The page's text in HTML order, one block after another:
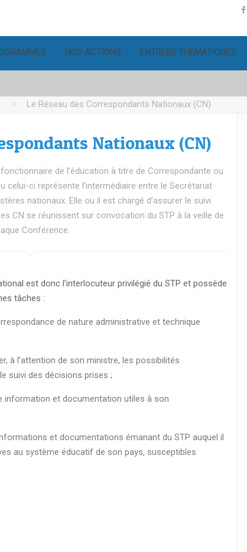
NOS ACTIONS ENTRÉES THÉMATIQUES
Le Réseau des Correspondants Nationaux (CN)
Nationaux (CN)
de l’éducation à titre de Correspondante ou
celui-ci représente l’intermédiaire entre le Secrétariat
nationaux. Elle ou il est chargé d’assurer le suivi
CN se réunissent sur convocation du STP à la veille de
Conférence.
est donc l’interlocuteur privilégié du STP et possède
tâches :
de nature administrative et technique
à l’attention de son ministre, les possibilités
suivi des décisions prises ;
et documentation utiles à son
et documentations émanant du STP auquel il
au système éducatif de son pays, susceptibles